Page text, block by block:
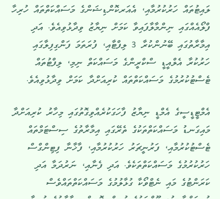
ލައިޓުތައް ހަރުކުރުމާއި، އެއަރކޮންޑިޝަންގެ މަސައްކަތްތައް ހުރިހާ
ފްލޯއެއްގައި ނިންމާލާފައިވާ ކަމަށް ނިޔާޒު ވިދާޅުވިއެވެ. އަދި
އިމާރާތުގައި ބޭނުންކުރާ 3 ލިފްޓާއި، ފުރަތަމަ ފަންގިފިލާގައި
ހަރުކުރާ އެލްއީޑީ ސްކްރީންގެ މަސައްކަތް ނިމި، ލިފްޓުތައް
ޓެސްޓުކުރުމުގެ މަސައްކަތްތައް ކުރިއަށްދާ ކަމަށް ވިދާޅުވިއެވެ.
އެމްޓީޑީސީގެ އެމްޑީ ނިޔާޒު ފާހަގަކުރެއްވިގޮތުގައި މިހާރު ކުރިއަށްދާ
މައިގަނޑު މަސައްކަތްތަކުގެ ތެރޭގައި އިމާރާތުގެ ސިސްޓަމްތައް
ޓެސްޓުކުރުމާއި، ފަރުނީޗަރު ހަރުކުރުމާއި، ފާޚާނާ ފިޓިންގްސް
ހަރުކުރުމުގެ މަސައްކަތްތަކެވެ. އަދި ފެނާއި، ނަރުދަމާ އަދި
ކަރަންޓުގެ މައި ނެޓްވޯކާ ގުޅާލުމުގެ މަސައްކަތްތައްވެސް